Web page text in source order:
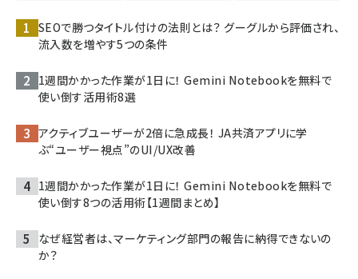
SEOで勝つタイトル付けの法則とは？ グーグルから評価され、
流入数を増やす5つの条件
1週間かかった作業が1日に！ Gemini Notebookを無料で
使い倒す活用術8選
アクティブユーザーが2倍に急成長！ JA共済アプリに学
ぶ“ユーザー視点”のUI/UX改善
1週間かかった作業が1日に！ Gemini Notebookを無料で
使い倒す8つの活用術【1週間まとめ】
なぜ経営者は、マーケティング部門の報告に納得できないの
か？